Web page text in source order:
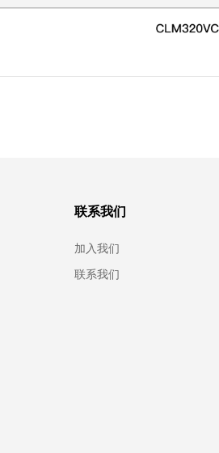
联系我们
加入我们
联系我们